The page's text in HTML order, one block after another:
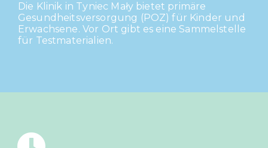
Die Klinik in Tyniec Mały bietet primäre
Gesundheitsversorgung (POZ) für Kinder und
Erwachsene. Vor Ort gibt es eine Sammelstelle
für Testmaterialien.